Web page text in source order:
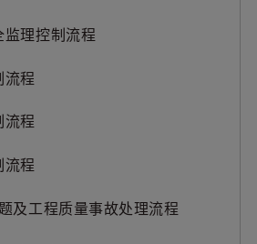
理控制流程
流程
流程
流程
及工程质量事故处理流程